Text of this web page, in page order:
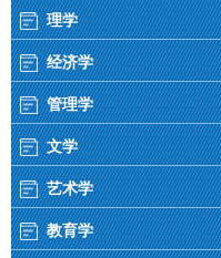
理学
经济学
管理学
文学
艺术学
教育学